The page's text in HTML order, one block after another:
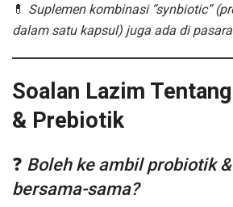
💊 Suplemen kombinasi “synbiotic”
dalam satu kapsul) juga ada di
Soalan Lazim
& Prebiotik
❓ Boleh ke ambil probiotik
bersama-sama?